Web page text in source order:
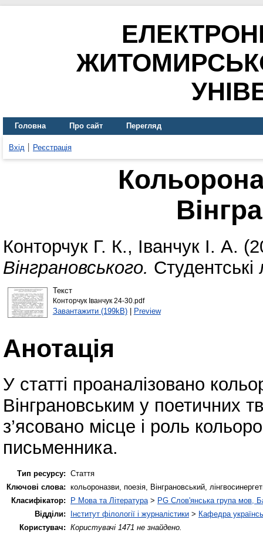
Головна Про сайт Перегляд
Вхід Реєстрація
Конторчук Г. К., Іванчук І. А.
Вінграновського. Студентські
Текст
Конторчук Іванчук 24-30.pdf
Завантажити (199kB)| Preview
Анотація
У статті проаналізовано
Вінграновським у поетичних
з’ясовано місце і роль
письменника.
Тип ресурсу: Стаття
Ключові слова: кольороназви, поезія, Вінграновський,
Класифікатор:
P Мова та Література > PG Слов'янська група мов,
Відділи:
Інститут філології і журналістики > Кафедра
Користувач: Користувачі 1471 не знайдено.